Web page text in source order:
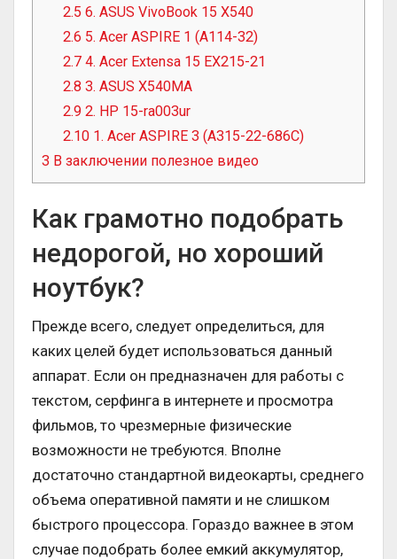
2.5 6. ASUS VivoBook 15 X540
2.6 5. Acer ASPIRE 1 (A114-32)
2.7 4. Acer Extensa 15 EX215-21
2.8 3. ASUS X540MA
2.9 2. HP 15-ra003ur
2.10 1. Acer ASPIRE 3 (A315-22-686C)
3 В заключении полезное видео
Как грамотно подобрать
недорогой, но хороший
ноутбук?
Прежде всего, следует определиться, для
каких целей будет использоваться данный
аппарат. Если он предназначен для работы с
текстом, серфинга в интернете и просмотра
фильмов, то чрезмерные физические
возможности не требуются. Вполне
достаточно стандартной видеокарты, среднего
объема оперативной памяти и не слишком
быстрого процессора. Гораздо важнее в этом
случае подобрать более емкий аккумулятор,